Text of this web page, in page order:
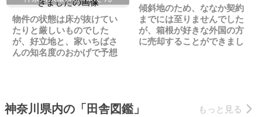
物件の状態は床が抜けてい
たりと厳しいものでした
が、好立地と、家いちばさ
んの知名度のおかげで予想
傾斜地のため、ななか契約
までには至りませんでした
が、箱根が好きな外国の方
に売却することができまし
神奈川県内の「田舎図鑑」 もっと見る